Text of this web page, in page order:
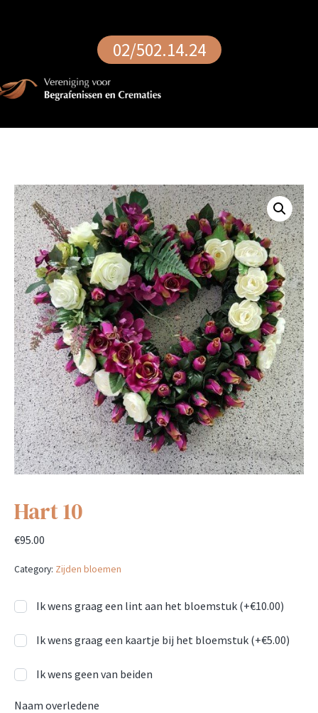
02/502.14.24
Hart 10
€95.00
Category: Zijden bloemen
Ik wens graag een lint aan het bloemstuk (+€10.00)
Ik wens graag een kaartje bij het bloemstuk (+€5.00)
Ik wens geen van beiden
Naam overledene